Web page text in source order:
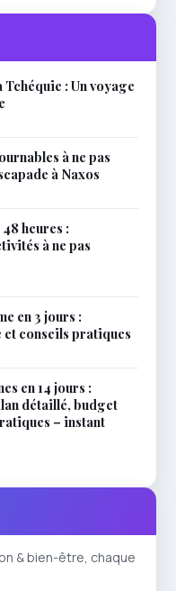
: Un voyage
à ne pas
à Naxos
heures :
à ne pas
en 3 jours :
conseils pratiques
en 14 jours :
détaillé, budget
– instant
& bien-être, chaque